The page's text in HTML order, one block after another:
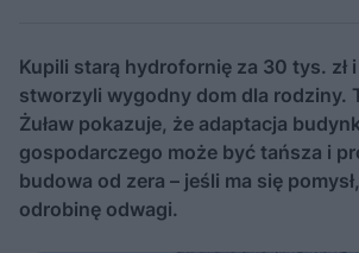
Kupili starą hydrofornię za 30 tys. zł
stworzyli wygodny dom dla rodziny.
Żuław pokazuje, że adaptacja
gospodarczego może być tańsza i
budowa od zera – jeśli ma się
odrobinę odwagi.